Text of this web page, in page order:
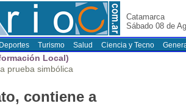
Catamarca
Sábado 08 de
Deportes Turismo Salud Ciencia y Tecno
Local)
prueba simbólica
contiene a